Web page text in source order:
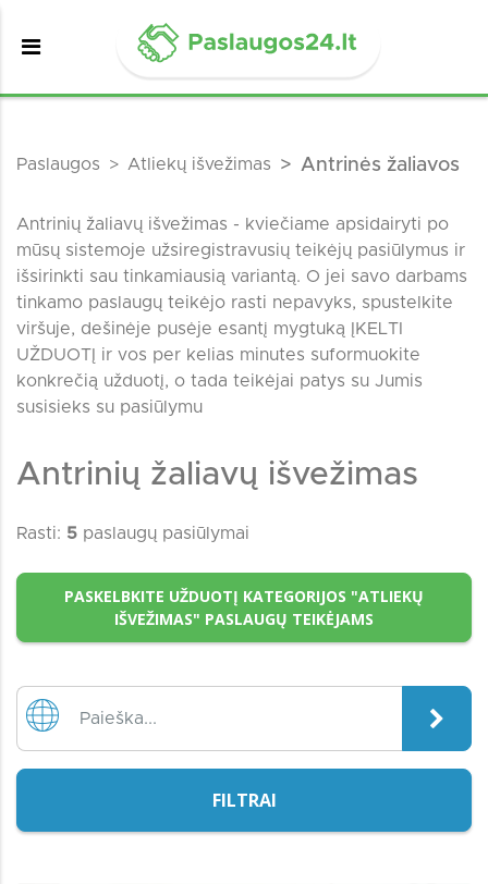
Paslaugos Atliekų išvežimas Antrinės žaliavos
Antrinių žaliavų išvežimas - kviečiame apsidairyti po
mūsų sistemoje užsiregistravusių teikėjų pasiūlymus ir
išsirinkti sau tinkamiausią variantą. O jei savo darbams
tinkamo paslaugų teikėjo rasti nepavyks, spustelkite
viršuje, dešinėje pusėje esantį mygtuką ĮKELTI
UŽDUOTĮ ir vos per kelias minutes suformuokite
konkrečią užduotį, o tada teikėjai patys su Jumis
susisieks su pasiūlymu
Antrinių žaliavų išvežimas
Rasti: 5 paslaugų pasiūlymai
PASKELBKITE UŽDUOTĮ KATEGORIJOS "ATLIEKŲ
IŠVEŽIMAS" PASLAUGŲ TEIKĖJAMS
FILTRAI